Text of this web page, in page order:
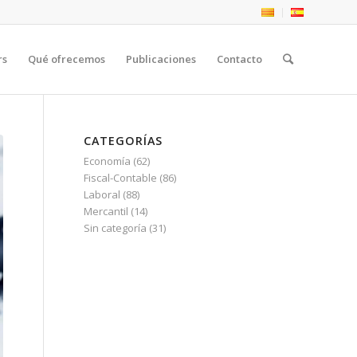
Qué ofrecemos Publicaciones Contacto
CATEGORÍAS
Economía (62)
Fiscal-Contable (86)
Laboral (88)
Mercantil (14)
Sin categoría (31)